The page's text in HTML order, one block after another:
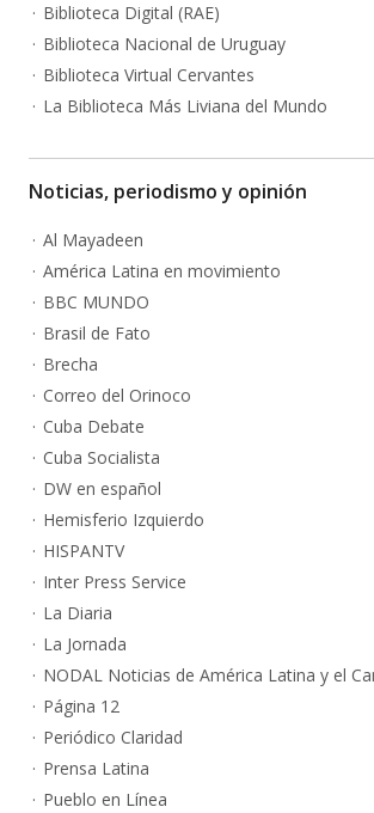
Biblioteca Digital (RAE)
Biblioteca Nacional de Uruguay
Biblioteca Virtual Cervantes
La Biblioteca Más Liviana del Mundo
Noticias, periodismo y opinión
Al Mayadeen
América Latina en movimiento
BBC MUNDO
Brasil de Fato
Brecha
Correo del Orinoco
Cuba Debate
Cuba Socialista
DW en español
Hemisferio Izquierdo
HISPANTV
Inter Press Service
La Diaria
La Jornada
NODAL Noticias de América Latina y el
Página 12
Periódico Claridad
Prensa Latina
Pueblo en Línea